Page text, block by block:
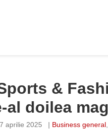
&
al doilea
aprilie 2025 | Business general,